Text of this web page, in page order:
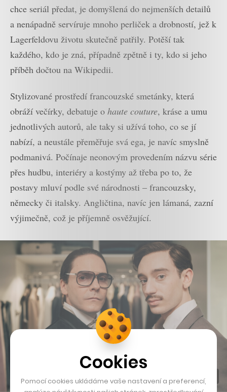
chce seriál předat, je domyšlená do nejmenších detailů
a nenápadně servíruje mnoho perliček a drobností, jež k
Lagerfeldovu životu skutečně patřily. Potěší tak
každého, kdo je zná, případně zpětně i ty, kdo si jeho
příběh dočtou na Wikipedii.
Stylizované prostředí francouzské smetánky, která
obráží večírky, debatuje o haute couture, kráse a umu
jednotlivých autorů, ale taky si užívá toho, co se jí
nabízí, a neustále přeměřuje svá ega, je navíc smyslně
podmanivá. Počínaje neonovým provedením názvu série
přes hudbu, interiéry a kostýmy až třeba po to, že
postavy mluví podle své národnosti – francouzsky,
německy či italsky. Angličtina, navíc jen lámaná, zazní
výjimečně, což je příjemně osvěžující.
Cookies
Pomocí cookies ukládáme vaše nastavení a preferencí,